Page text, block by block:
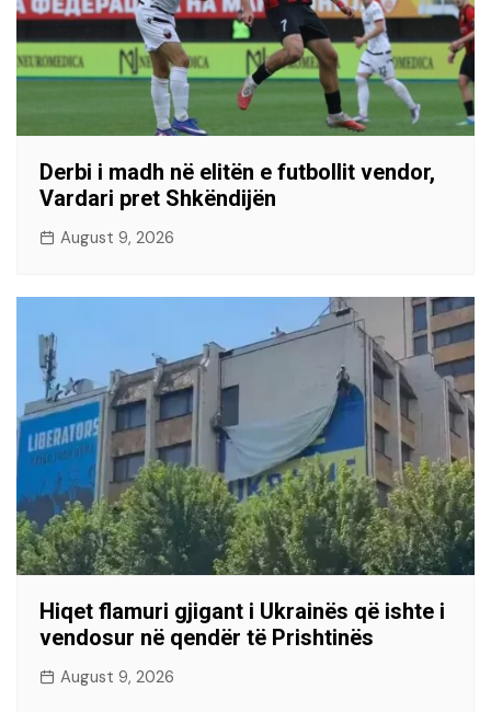
Derbi i madh në elitën e futbollit vendor,
Vardari pret Shkëndijën
August 9, 2026
Hiqet flamuri gjigant i Ukrainës që ishte i
vendosur në qendër të Prishtinës
August 9, 2026